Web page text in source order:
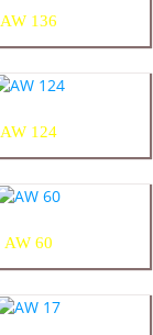
AW 136
AW 124
AW 60